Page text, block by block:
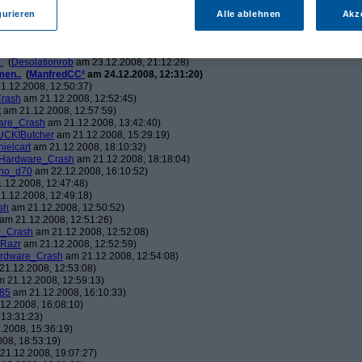
am 23.12.2008, 08:25:26)
(Desolationrob am 23.12.2008, 21:12:28)
(ManfredCC² am 24.12.2008, 12:31:20)
12:50:37)
am 21.12.2008, 12:52:45)
am 21.12.2008, 12:57:59)
am 21.12.2008, 13:42:40)
am 21.12.2008, 15:29:19)
am 21.12.2008, 18:10:32)
Hardware_Crash am 21.12.2008, 18:18:04)
am 22.12.2008, 16:10:52)
12:47:48)
12:49:18)
am 21.12.2008, 12:50:52)
am 21.12.2008, 12:51:26)
am 21.12.2008, 12:52:08)
am 21.12.2008, 12:52:59)
am 21.12.2008, 12:54:08)
12:53:08)
21.12.2008, 12:59:13)
am 21.12.2008, 16:10:33)
16:08:10)
15:36:19)
18:53:19)
19:07:27)
Alle ablehnen